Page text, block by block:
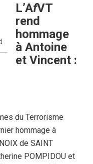
L’AfVT
rend
hommage
à Antoine
et Vincent :
du Terrorisme
hommage à
de SAINT
POMPIDOU et